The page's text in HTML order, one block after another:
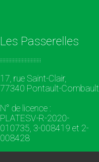
Les Passerelles
17, rue Saint-Clair,
77340 Pontault-Combault
N° de licence :
PLATESV-R-2020-
010735, 3-008419 et 2-
008428